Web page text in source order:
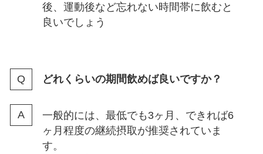
後、運動後など忘れない時間帯に飲むと
良いでしょう
どれくらいの期間飲めば良いですか？
一般的には、最低でも3ヶ月、できれば6
ヶ月程度の継続摂取が推奨されていま
す。